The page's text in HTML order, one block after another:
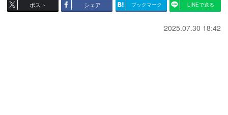
ポスト シェア ブックマーク LINEで送る
2025.07.30 18:42